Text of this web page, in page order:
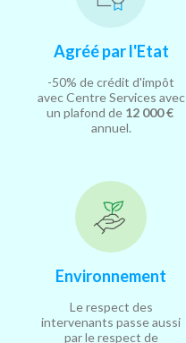
Agréé par l'Etat
-50% de crédit d'impôt
avec Centre Services avec
un plafond de 12 000 €
annuel.
Environnement
Le respect des
intervenants passe aussi
par le respect de